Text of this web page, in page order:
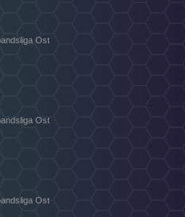
Ost
Ost
Ost